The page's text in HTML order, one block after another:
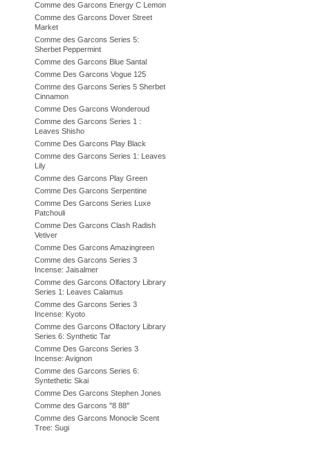
Comme des Garcons Energy C Lemon
Comme des Garcons Dover Street
Market
Comme des Garcons Series 5:
Sherbet Peppermint
Comme des Garcons Blue Santal
Comme Des Garcons Vogue 125
Comme des Garcons Series 5 Sherbet
Cinnamon
Comme Des Garcons Wonderoud
Comme des Garcons Series 1 :
Leaves Shisho
Comme Des Garcons Play Black
Comme des Garcons Series 1: Leaves
Lily
Comme des Garcons Play Green
Comme Des Garcons Serpentine
Comme Des Garcons Series Luxe
Patchouli
Comme Des Garcons Clash Radish
Vetiver
Comme Des Garcons Amazingreen
Comme des Garcons Series 3
Incense: Jaisalmer
Comme des Garcons Olfactory Library
Series 1: Leaves Calamus
Comme des Garcons Series 3
Incense: Kyoto
Comme des Garcons Olfactory Library
Series 6: Synthetic Tar
Comme Des Garcons Series 3
Incense: Avignon
Comme des Garcons Series 6:
Syntethetic Skai
Comme Des Garcons Stephen Jones
Comme des Garcons ''8 88''
Comme des Garcons Monocle Scent
Tree: Sugi